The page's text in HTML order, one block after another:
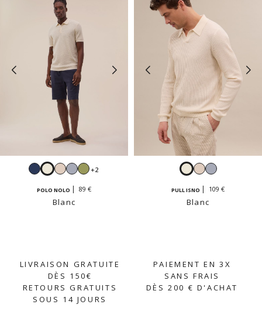
NavyBlancBeigeCielSauge
+2
POLO NOLO 89 €
Blanc
BlancBeigeCiel
PULL ISNO 109 €
Blanc
LIVRAISON GRATUITE
DÈS 150€
RETOURS GRATUITS
SOUS 14 JOURS
PAIEMENT EN 3X
SANS FRAIS
DÈS 200 € D'ACHAT